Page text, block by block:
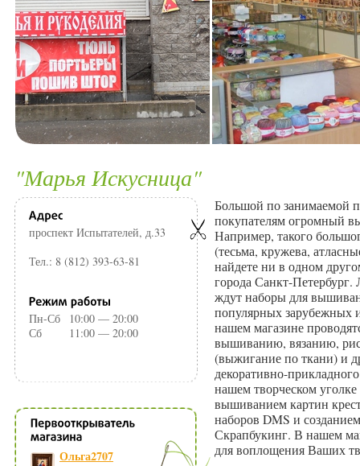
"Марья Искусница"
проспект Испытателей, д.33
Тел.: 8 (812) 393-63-81
Пн-Сб
10:00 — 20:00
Сб
11:00 — 20:00
Ольга2707
Большой по занимаемой
покупателям огромный
Например, такого
(тесьма, кружева,
найдете ни в одном
города Санкт-
ждут наборы для
популярных зарубежных
нашем магазине
вышиванию, вязанию,
(выжигание по ткани) и
декоративно-
нашем творческом
вышиванием картин
наборов DMS и
Скрапбукинг. В нашем
для воплощения Ваших